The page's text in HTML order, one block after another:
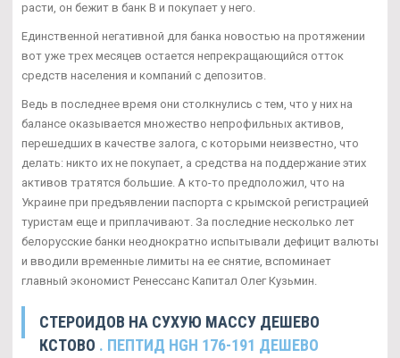
расти, он бежит в банк В и покупает у него.
Единственной негативной для банка новостью на протяжении
вот уже трех месяцев остается непрекращающийся отток
средств населения и компаний с депозитов.
Ведь в последнее время они столкнулись с тем, что у них на
балансе оказывается множество непрофильных активов,
перешедших в качестве залога, с которыми неизвестно, что
делать: никто их не покупает, а средства на поддержание этих
активов тратятся большие. А кто-то предположил, что на
Украине при предъявлении паспорта с крымской регистрацией
туристам еще и приплачивают. За последние несколько лет
белорусские банки неоднократно испытывали дефицит валюты
и вводили временные лимиты на ее снятие, вспоминает
главный экономист Ренессанс Капитал Олег Кузьмин.
СТЕРОИДОВ НА СУХУЮ МАССУ ДЕШЕВО
КСТОВО . ПЕПТИД HGH 176-191 ДЕШЕВО